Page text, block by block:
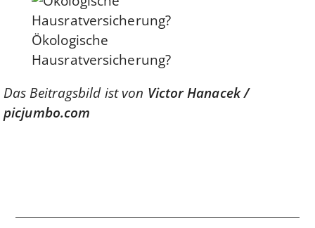
Ökologische
Hausratversicherung?
Das Beitragsbild ist von Victor Hanacek /
picjumbo.com